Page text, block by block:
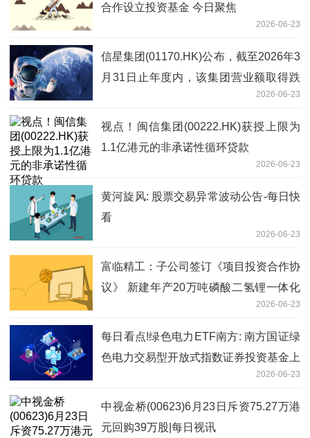
合作设立投资基金 今日聚焦
2026-06-23
信星集团(01170.HK)公布，截至2026年3
月31日止年度内，该集团营业额取得跌
2026-06-23
视点！闽信集团(00222.HK)获授上限为
1.1亿港元的非承诺性循环贷款
2026-06-23
黄河旋风: 股票交易异常波动公告-每日快
看
2026-06-23
富临精工：子公司签订《项目投资合作协
议》 新建年产20万吨磷酸二氢锂一体化
项目及配套10万吨热法磷酸项目2026-06-23
每日看点!绿色电力ETF南方: 南方国证绿
色电力交易型开放式指数证券投资基金上
2026-06-23
中视金桥(00623)6月23日斥资75.27万港
元回购39万股|每日视讯